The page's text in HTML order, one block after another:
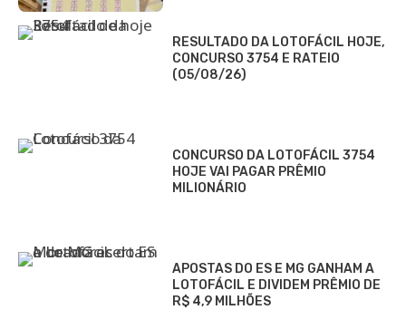
RESULTADO DA LOTOFÁCIL HOJE,
CONCURSO 3754 E RATEIO
(05/08/26)
CONCURSO DA LOTOFÁCIL 3754
HOJE VAI PAGAR PRÊMIO
MILIONÁRIO
APOSTAS DO ES E MG GANHAM A
LOTOFÁCIL E DIVIDEM PRÊMIO DE
R$ 4,9 MILHÕES